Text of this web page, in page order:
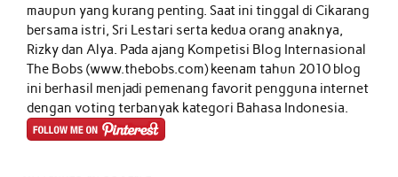
maupun yang kurang penting. Saat ini tinggal di Cikarang
bersama istri, Sri Lestari serta kedua orang anaknya,
Rizky dan Alya. Pada ajang Kompetisi Blog Internasional
The Bobs (www.thebobs.com) keenam tahun 2010 blog
ini berhasil menjadi pemenang favorit pengguna internet
dengan voting terbanyak kategori Bahasa Indonesia.